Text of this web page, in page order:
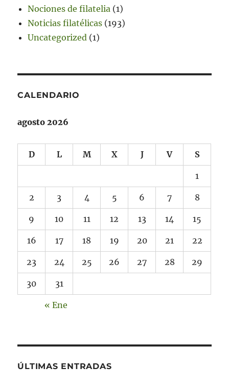
Nociones de filatelia (1)
Noticias filatélicas (193)
Uncategorized (1)
CALENDARIO
agosto 2026
D L M X J V S
1
2 3 4 5 6 7 8
9 10 11 12 13 14 15
16 17 18 19 20 21 22
23 24 25 26 27 28 29
30 31
« Ene
ÚLTIMAS ENTRADAS